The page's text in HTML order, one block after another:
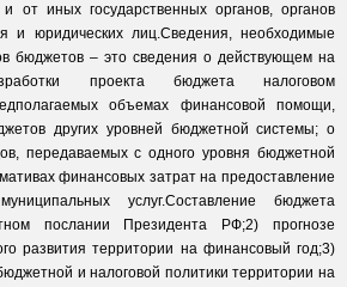
от иных государственных органов, органов
и юридических лиц.Сведения, необходимые
бюджетов – это сведения о действующем на
проекта бюджета налоговом
объемах финансовой помощи,
других уровней бюджетной системы; о
передаваемых с одного уровня бюджетной
финансовых затрат на предоставление
услуг.Составление бюджета
послании Президента РФ;2) прогнозе
развития территории на финансовый год;3)
и налоговой политики территории на